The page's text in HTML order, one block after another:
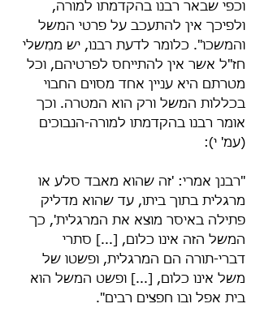
וכפי שבאר רבנו בהקדמתו למורה,
ולפיכך אין להתעכב על פרטי המשל
והמשכו". כלומר לדעת רבנו, יש ממִשלי
חז"ל אשר אין להתייחס לפרטיהם, וכל
מטרתם היא עניין אחד מסוים החבוי
בכללות המשל ורק הוא המטרה. וכך
אומר רבנו בהקדמתו למורה-הנבוכים
(עמ' י):
"רבנן אמרי: 'זה שהוא מאבד סלע או
מרגלית בתוך ביתו, עד שהוא מדליק
פתילה באיסר מוצא את המרגלית', כך
המשל הזה אינו כלום, [...] סתרי
דברי-תורה הם המרגלית, ופשטו של
משל אינו כלום, [...] ופשט המשל הוא
בית אפל ובו חפצים רבים".